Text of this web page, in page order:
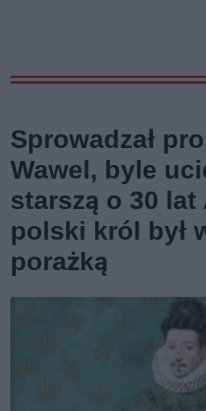
Sprowadzał
Wawel, byle
starszą o 30 lat
polski król był
porażką